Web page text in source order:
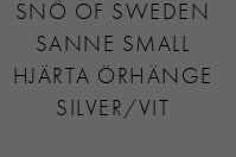
SNÖ OF SWEDEN
SANNE SMALL
HJÄRTA ÖRHÄNGE
SILVER/VIT